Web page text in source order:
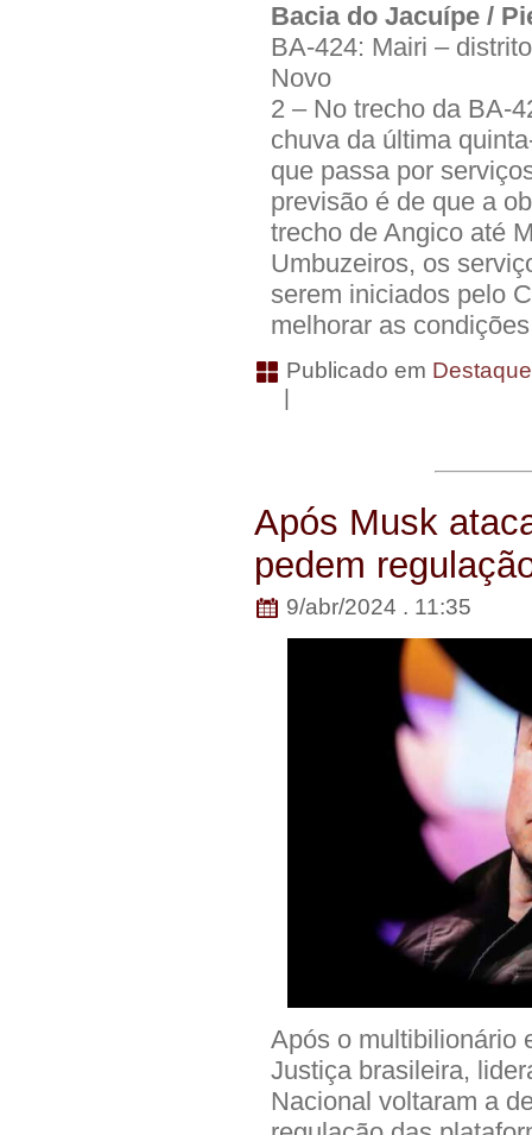
Bacia do Jacuípe /
BA-424: Mairi –
Novo
2 – No trecho da BA-
chuva da última
que passa por
previsão é de que a
trecho de Angico até
Umbuzeiros, os
serem iniciados pelo
melhorar as
Publicado em
Após Musk
pedem
9/abr/2024 . 11:35
Após o multibilionário
Justiça brasileira,
Nacional voltaram a